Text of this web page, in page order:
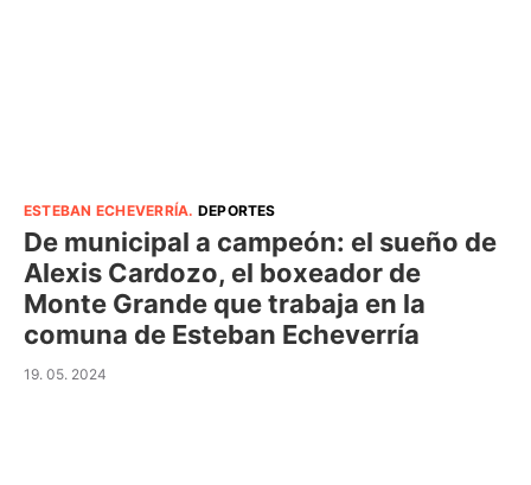
ESTEBAN ECHEVERRÍA. DEPORTES
De municipal a campeón: el sueño de
Alexis Cardozo, el boxeador de
Monte Grande que trabaja en la
comuna de Esteban Echeverría
19. 05. 2024